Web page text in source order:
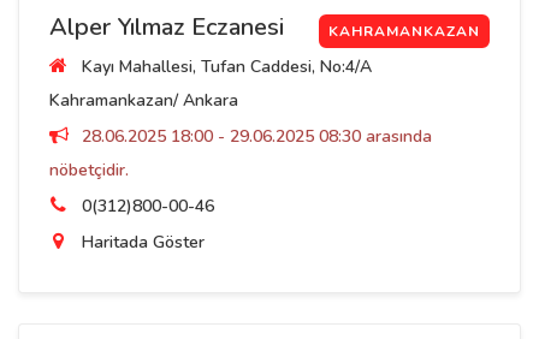
Alper Yılmaz Eczanesi KAHRAMANKAZAN
Kayı Mahallesi, Tufan Caddesi, No:4/A
Kahramankazan/ Ankara
28.06.2025 18:00 - 29.06.2025 08:30 arasında
nöbetçidir.
0(312)800-00-46
Haritada Göster